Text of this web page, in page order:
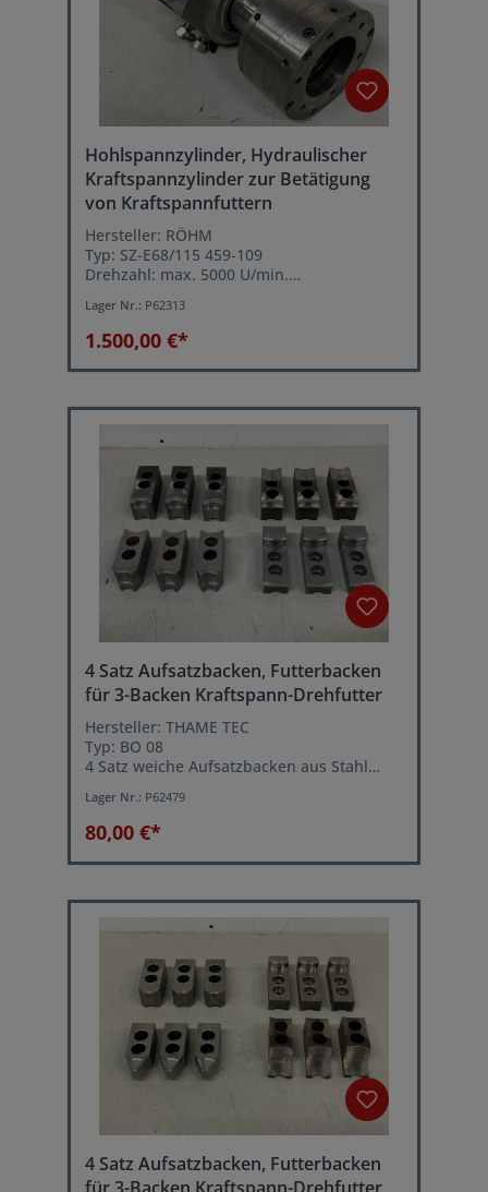
Hohlspannzylinder, Hydraulischer
Kraftspannzylinder zur Betätigung
von Kraftspannfuttern
Hersteller: RÖHM
Typ: SZ-E68/115 459-109
Drehzahl: max. 5000 U/min.
Gewindeanschluß Zugrohr: vermutlich M79
x 1,5 mm
Lager Nr.: P62313
1.500,00 €*
4 Satz Aufsatzbacken, Futterbacken
für 3-Backen Kraftspann-Drehfutter
Hersteller: THAME TEC
Typ: BO 08
4 Satz weiche Aufsatzbacken aus Stahl
mm x 90°
Lager Nr.: P62479
80,00 €*
4 Satz Aufsatzbacken, Futterbacken